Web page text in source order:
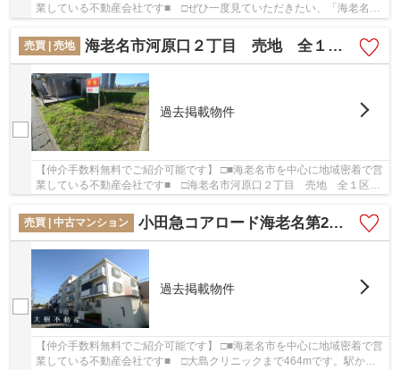
業している不動産会社です■ □ぜひ一度見ていただきたい、「海老名市
河原口2丁目 新築戸建て 全１棟【仲介手数料...
売買 | 売地
海老名市河原口２丁目 売地 全１区画【仲介手数料無料】
過去掲載物件
【仲介手数料無料でご紹介可能です】 □■海老名市を中心に地域密着で営
業している不動産会社です■ □海老名市河原口２丁目 売地 全１区画
売買 | 中古マンション
小田急コアロード海老名第2 1階３LDKリフォーム済み 【仲介手数料無料】
過去掲載物件
【仲介手数料無料でご紹介可能です】 □■海老名市を中心に地域密着で営
業している不動産会社です■ □大島クリニックまで464mです。駅から